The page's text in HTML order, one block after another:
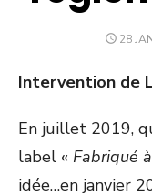
28
Intervention de
En juillet 2019,
label « Fabriqué
idée…en janvier